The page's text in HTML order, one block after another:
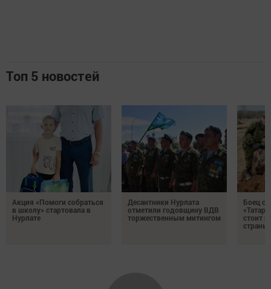
Топ 5 новостей
Акция «Помоги собраться
в школу» стартовала в
Нурлате
Десантники Нурлата
отметили годовщину ВДВ
торжественным митингом
Боец с
стоит
страны